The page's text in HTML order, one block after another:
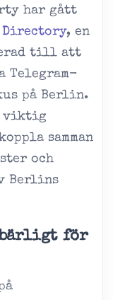
har gått
Directory, en
till att
Telegram-
på Berlin.
viktig
samman
och
Berlins
för